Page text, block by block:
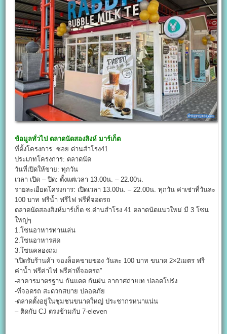
ข้อมูลทั่วไป ตลาดนัดสองสิงห์ มาร์เก็ต
ที่ตั้งโครงการ: ซอย ด่านสำโรง41
ประเภทโครงการ: ตลาดนัด
วันที่เปิดให้ขาย: ทุกวัน
เวลา เปิด – ปิด: ตั้งแต่เวลา 13.00น. – 22.00น.
รายละเอียดโครงการ: เปิดเวลา 13.00น. – 22.00น. ทุกวัน ค่าเช่าที่วันละ
100 บาท ฟรีน้ำ ฟรีไฟ ฟรีที่จอดรถ
ตลาดนัดสองสิงห์มาร์เก็ต ซ.ด่านสำโรง 41 ตลาดนัดแนวใหม่ มี 3 โซน
ใหญ่ๆ
1.โซนอาหารทานเล่น
2.โซนอาหารสด
3.โซนคลองถม
“เปิดรับร้านค้า จองล็อคขายของ วันละ 100 บาท ขนาด 2×2เมตร ฟรี
ค่าน้ำ ฟรีค่าไฟ ฟรีค่าที่จอดรถ”
-อาคารมาตรฐาน กันแดด กันฝน อากาศถ่ายเท ปลอดโปร่ง
-ที่จอดรถ สะดวกสบาย ปลอดภัย
-ตลาดตั้งอยู่ในชุมชนขนาดใหญ่ ประชากรหนาแน่น
– ติดกับ CJ ตรงข้ามกับ 7-eleven